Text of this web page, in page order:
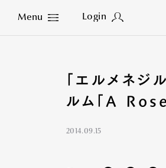
Menu Login
Close
「エルメネジ
ルム「A
2014.09.15